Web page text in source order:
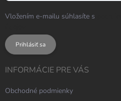
Vložením e-mailu súhlasíte s
Prihlásiť sa
INFORMÁCIE PRE VÁS
Obchodné podmienky